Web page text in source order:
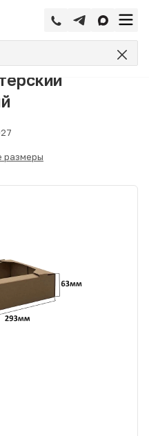
размеры